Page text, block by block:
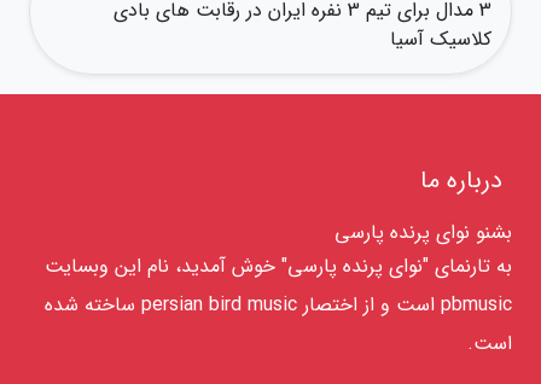
3 مدال برای تیم 3 نفره ایران در رقابت های بادی
کلاسیک آسیا
درباره ما
بشنو نوای پرنده پارسی
به تارنمای "نوای پرنده پارسی" خوش آمدید، نام این وبسایت
pbmusic است و از اختصار persian bird music ساخته شده
است.